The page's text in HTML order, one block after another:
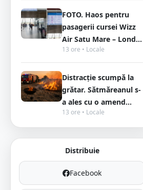
FOTO. Haos pentru
pasagerii cursei Wizz
Air Satu Mare – Lond...
13 ore • Locale
Distracție scumpă la
grătar. Sătmăreanul s-
a ales cu o amend...
13 ore • Locale
Distribuie
Facebook